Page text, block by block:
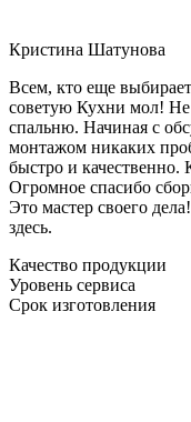
Кристина Шатунова
Всем, кто еще
советую Кухни мол! Не
спальню. Начиная с
монтажом никаких
быстро и
Огромное спасибо
Это мастер своего
здесь.
Качество продукции
Уровень сервиса
Срок изготовления